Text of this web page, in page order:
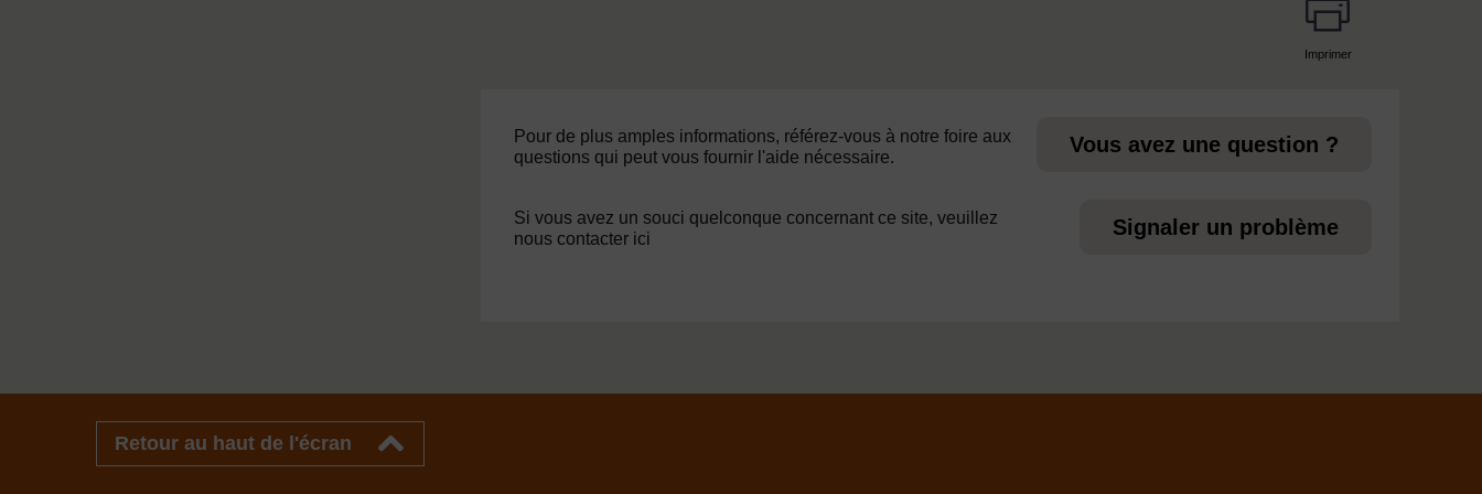
Imprimer
Pour de plus amples informations, référez-vous à notre foire aux
questions qui peut vous fournir l'aide nécessaire.
Vous avez une question ?
Si vous avez un souci quelconque concernant ce site, veuillez
nous contacter ici
Signaler un problème
Retour au haut de l'écran